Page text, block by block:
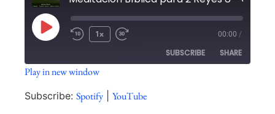
1x 00:00 /
SUBSCRIBE SHARE
SHARE
Play in new window
Subscribe: Spotify| YouTube